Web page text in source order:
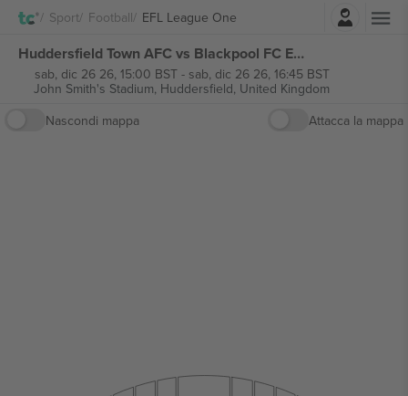
Sport Football EFL League OneAccesso
Huddersfield Town AFC vs Blackpool FC EFL League One biglietti
sab, dic 26 26, 15:00 BST- sab, dic 26 26, 16:45 BST
John Smith's Stadium, Huddersfield, United Kingdom
Nascondi mappa
Attacca la mappa